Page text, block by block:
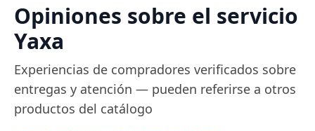
para entrenamiento
Peluquería
una Década,
Opiniones sobre el servicio
Yaxa
Experiencias de compradores verificados sobre
entregas y atención — pueden referirse a otros
productos del catálogo